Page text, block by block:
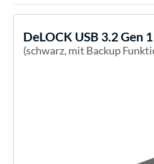
DeLOCK USB 3.2 Gen
(schwarz, mit Backup